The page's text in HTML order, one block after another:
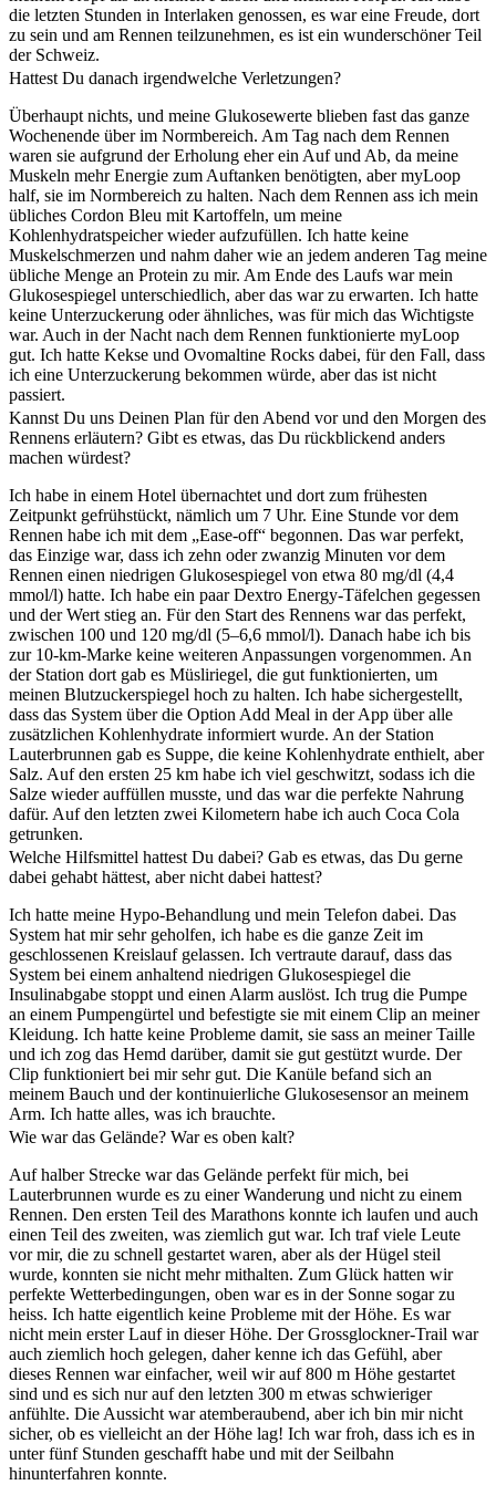
die letzten Stunden in Interlaken genossen, es war eine Freude, dort
zu sein und am Rennen teilzunehmen, es ist ein wunderschöner Teil
der Schweiz.
Hattest Du danach irgendwelche Verletzungen?
Überhaupt nichts, und meine Glukosewerte blieben fast das ganze
Wochenende über im Normbereich. Am Tag nach dem Rennen
waren sie aufgrund der Erholung eher ein Auf und Ab, da meine
Muskeln mehr Energie zum Auftanken benötigten, aber myLoop
half, sie im Normbereich zu halten. Nach dem Rennen ass ich mein
übliches Cordon Bleu mit Kartoffeln, um meine
Kohlenhydratspeicher wieder aufzufüllen. Ich hatte keine
Muskelschmerzen und nahm daher wie an jedem anderen Tag meine
übliche Menge an Protein zu mir. Am Ende des Laufs war mein
Glukosespiegel unterschiedlich, aber das war zu erwarten. Ich hatte
keine Unterzuckerung oder ähnliches, was für mich das Wichtigste
war. Auch in der Nacht nach dem Rennen funktionierte myLoop
gut. Ich hatte Kekse und Ovomaltine Rocks dabei, für den Fall, dass
ich eine Unterzuckerung bekommen würde, aber das ist nicht
passiert.
Kannst Du uns Deinen Plan für den Abend vor und den Morgen des
Rennens erläutern? Gibt es etwas, das Du rückblickend anders
machen würdest?
Ich habe in einem Hotel übernachtet und dort zum frühesten
Zeitpunkt gefrühstückt, nämlich um 7 Uhr. Eine Stunde vor dem
Rennen habe ich mit dem „Ease-off“ begonnen. Das war perfekt,
das Einzige war, dass ich zehn oder zwanzig Minuten vor dem
Rennen einen niedrigen Glukosespiegel von etwa 80 mg/dl (4,4
mmol/l) hatte. Ich habe ein paar Dextro Energy-Täfelchen gegessen
und der Wert stieg an. Für den Start des Rennens war das perfekt,
zwischen 100 und 120 mg/dl (5–6,6 mmol/l). Danach habe ich bis
zur 10-km-Marke keine weiteren Anpassungen vorgenommen. An
der Station dort gab es Müsliriegel, die gut funktionierten, um
meinen Blutzuckerspiegel hoch zu halten. Ich habe sichergestellt,
dass das System über die Option Add Meal in der App über alle
zusätzlichen Kohlenhydrate informiert wurde. An der Station
Lauterbrunnen gab es Suppe, die keine Kohlenhydrate enthielt, aber
Salz. Auf den ersten 25 km habe ich viel geschwitzt, sodass ich die
Salze wieder auffüllen musste, und das war die perfekte Nahrung
dafür. Auf den letzten zwei Kilometern habe ich auch Coca Cola
getrunken.
Welche Hilfsmittel hattest Du dabei? Gab es etwas, das Du gerne
dabei gehabt hättest, aber nicht dabei hattest?
Ich hatte meine Hypo-Behandlung und mein Telefon dabei. Das
System hat mir sehr geholfen, ich habe es die ganze Zeit im
geschlossenen Kreislauf gelassen. Ich vertraute darauf, dass das
System bei einem anhaltend niedrigen Glukosespiegel die
Insulinabgabe stoppt und einen Alarm auslöst. Ich trug die Pumpe
an einem Pumpengürtel und befestigte sie mit einem Clip an meiner
Kleidung. Ich hatte keine Probleme damit, sie sass an meiner Taille
und ich zog das Hemd darüber, damit sie gut gestützt wurde. Der
Clip funktioniert bei mir sehr gut. Die Kanüle befand sich an
meinem Bauch und der kontinuierliche Glukosesensor an meinem
Arm. Ich hatte alles, was ich brauchte.
Wie war das Gelände? War es oben kalt?
Auf halber Strecke war das Gelände perfekt für mich, bei
Lauterbrunnen wurde es zu einer Wanderung und nicht zu einem
Rennen. Den ersten Teil des Marathons konnte ich laufen und auch
einen Teil des zweiten, was ziemlich gut war. Ich traf viele Leute
vor mir, die zu schnell gestartet waren, aber als der Hügel steil
wurde, konnten sie nicht mehr mithalten. Zum Glück hatten wir
perfekte Wetterbedingungen, oben war es in der Sonne sogar zu
heiss. Ich hatte eigentlich keine Probleme mit der Höhe. Es war
nicht mein erster Lauf in dieser Höhe. Der Grossglockner-Trail war
auch ziemlich hoch gelegen, daher kenne ich das Gefühl, aber
dieses Rennen war einfacher, weil wir auf 800 m Höhe gestartet
sind und es sich nur auf den letzten 300 m etwas schwieriger
anfühlte. Die Aussicht war atemberaubend, aber ich bin mir nicht
sicher, ob es vielleicht an der Höhe lag! Ich war froh, dass ich es in
unter fünf Stunden geschafft habe und mit der Seilbahn
hinunterfahren konnte.